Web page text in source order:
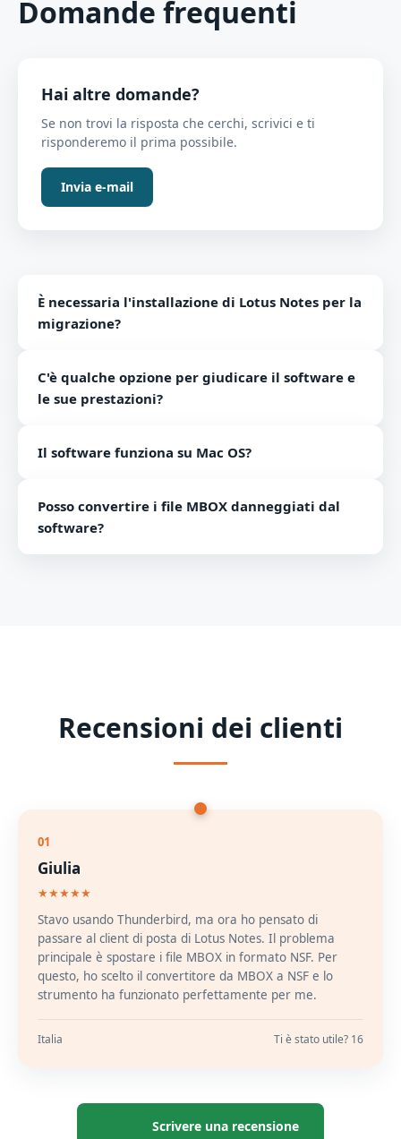
Domande frequenti
Hai altre domande?
Se non trovi la risposta che cerchi, scrivici e ti
risponderemo il prima possibile.
Invia e-mail
È necessaria l'installazione di Lotus Notes per la
migrazione?
eseguire la conversione del file MBOX in formato NSF.
C'è qualche opzione per giudicare il software e
le sue prestazioni?
Conversione Attrezzo per verificare il software e le
Il software funziona su Mac OS?
Posso convertire i file MBOX danneggiati dal
software?
Recensioni dei clienti
01
Giulia
★★★★★
Stavo usando Thunderbird, ma ora ho pensato di
passare al client di posta di Lotus Notes. Il problema
principale è spostare i file MBOX in formato NSF. Per
questo, ho scelto il convertitore da MBOX a NSF e lo
strumento ha funzionato perfettamente per me.
Italia Ti è stato utile? 16
Scrivere una recensione